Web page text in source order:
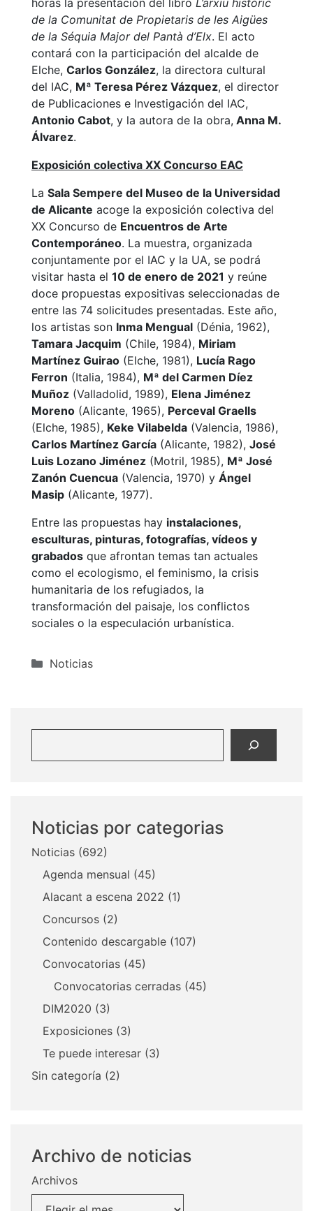
de la Comunitat de Propietaris de les Aigües
de la Séquia Major del Pantà d’Elx. El acto
contará con la participación del alcalde de
Elche, Carlos González, la directora cultural
del IAC, Mª Teresa Pérez Vázquez, el director
de Publicaciones e Investigación del IAC,
Antonio Cabot, y la autora de la obra, Anna M.
Álvarez.
Exposición colectiva XX Concurso EAC
La Sala Sempere del Museo de la Universidad
de Alicante acoge la exposición colectiva del
XX Concurso de Encuentros de Arte
Contemporáneo. La muestra, organizada
conjuntamente por el IAC y la UA, se podrá
visitar hasta el 10 de enero de 2021 y reúne
doce propuestas expositivas seleccionadas de
entre las 74 solicitudes presentadas. Este año,
los artistas son Inma Mengual (Dénia, 1962),
Tamara Jacquim (Chile, 1984), Miriam
Martínez Guirao (Elche, 1981), Lucía Rago
Ferron (Italia, 1984), Mª del Carmen Díez
Muñoz (Valladolid, 1989), Elena Jiménez
Moreno (Alicante, 1965), Perceval Graells
(Elche, 1985), Keke Vilabelda (Valencia, 1986),
Carlos Martínez García (Alicante, 1982), José
Luis Lozano Jiménez (Motril, 1985), Mª José
Zanón Cuencua (Valencia, 1970) y Ángel
Masip (Alicante, 1977).
Entre las propuestas hay instalaciones,
esculturas, pinturas, fotografías, vídeos y
grabados que afrontan temas tan actuales
como el ecologismo, el feminismo, la crisis
humanitaria de los refugiados, la
transformación del paisaje, los conflictos
sociales o la especulación urbanística.
Categorías
Noticias
Noticias por categorias
Noticias (692)
Agenda mensual (45)
Alacant a escena 2022 (1)
Concursos (2)
Contenido descargable (107)
Convocatorias (45)
Convocatorias cerradas (45)
DIM2020 (3)
Exposiciones (3)
Te puede interesar (3)
Sin categoría (2)
Archivo de noticias
Archivos